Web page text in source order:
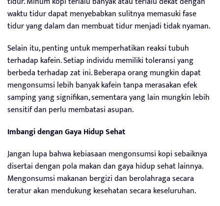
waktu tidur dapat menyebabkan sulitnya memasuki fase
tidur yang dalam dan membuat tidur menjadi tidak nyaman.
Selain itu, penting untuk memperhatikan reaksi tubuh
terhadap kafein. Setiap individu memiliki toleransi yang
berbeda terhadap zat ini. Beberapa orang mungkin dapat
mengonsumsi lebih banyak kafein tanpa merasakan efek
samping yang signifikan, sementara yang lain mungkin lebih
sensitif dan perlu membatasi asupan.
Imbangi dengan Gaya Hidup Sehat
Jangan lupa bahwa kebiasaan mengonsumsi kopi sebaiknya
disertai dengan pola makan dan gaya hidup sehat lainnya.
Mengonsumsi makanan bergizi dan berolahraga secara
teratur akan mendukung kesehatan secara keseluruhan.